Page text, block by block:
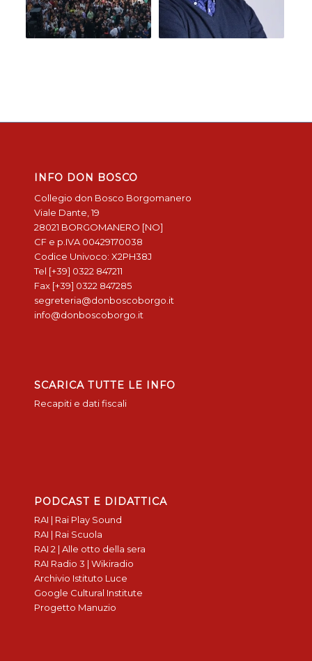
INFO DON BOSCO
Collegio don Bosco Borgomanero
Viale Dante, 19
28021 BORGOMANERO [NO]
CF e p.IVA 00429170038
Codice Univoco: X2PH38J
Tel [+39] 0322 847211
Fax [+39] 0322 847285
segreteria@donboscoborgo.it
info@donboscoborgo.it
SCARICA TUTTE LE INFO
Recapiti e dati fiscali
PODCAST E DIDATTICA
RAI | Rai Play Sound
RAI | Rai Scuola
RAI 2 | Alle otto della sera
RAI Radio 3 | Wikiradio
Archivio Istituto Luce
Google Cultural Institute
Progetto Manuzio